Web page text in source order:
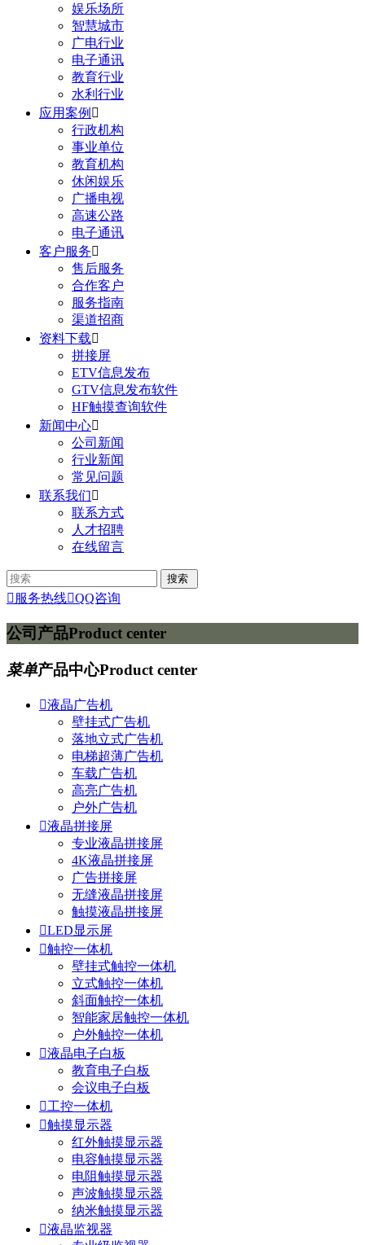
娱乐场所
智慧城市
广电行业
电子通讯
教育行业
水利行业
应用案例 
行政机构
事业单位
教育机构
休闲娱乐
广播电视
高速公路
电子通讯
客户服务
售后服务
合作客户
服务指南
渠道招商
资料下载
拼接屏
ETV信息发布
GTV信息发布软件
HF触摸查询软件
新闻中心
公司新闻
行业新闻
常见问题
联系我们
联系方式
人才招聘
在线留言
 服务热线QQ咨询
公司产品Product center
菜单产品中心Product center
液晶广告机
壁挂式广告机
落地立式广告机
电梯超薄广告机
车载广告机
高亮广告机
户外广告机
液晶拼接屏
专业液晶拼接屏
4K液晶拼接屏
广告拼接屏
无缝液晶拼接屏
触摸液晶拼接屏
LED显示屏
触控一体机
壁挂式触控一体机
立式触控一体机
斜面触控一体机
智能家居触控一体机
户外触控一体机
液晶电子白板
教育电子白板
会议电子白板
工控一体机
触摸显示器
红外触摸显示器
电容触摸显示器
电阻触摸显示器
声波触摸显示器
纳米触摸显示器
液晶监视器